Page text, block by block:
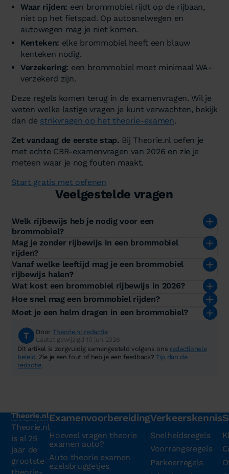
Waar rijden: een brommobiel rijdt op de rijbaan,
niet op het fietspad. Op autosnelwegen en
autowegen mag je niet komen.
Kenteken: elke brommobiel heeft een blauw
kenteken nodig.
Verzekering: een brommobiel moet minimaal WA-
verzekerd zijn.
Deze regels komen terug in de examenvragen. Wil je
weten welke lastige vragen je kunt verwachten, bekijk
dan de strikvragen op het theorie-examen.
Zet vandaag de eerste stap. Bij Theorie.nl oefen je
met echte CBR-examenvragen van 2026 en zie je
meteen waar je nog fouten maakt.
Start gratis met oefenen
Veelgestelde vragen
Welk rijbewijs heb je nodig voor een
brommobiel?
Mag je zonder rijbewijs in een brommobiel
rijden?
Vanaf welke leeftijd mag je een brommobiel
rijbewijs halen?
Wat kost een brommobiel rijbewijs in 2026?
Hoe snel mag een brommobiel rijden?
Moet je een helm dragen in een brommobiel?
Door Theorie.nl redactie
Laatst gewijzigd 10 jun 2026
Dit artikel is zorgvuldig samengesteld volgens ons redactionele
beleid. Zie je een fout of heb je een feedback? Tip dan de
redactie.
Theorie.nl
is al 25
jaar de
grootste
Examenvoorbereiding
Hoeveel vragen theorie
examen auto?
Auto theorie examen
ezelsbruggetjes
Verkeerskennis
Snelheidsregels
Voorrangsregels
Parkeerregels